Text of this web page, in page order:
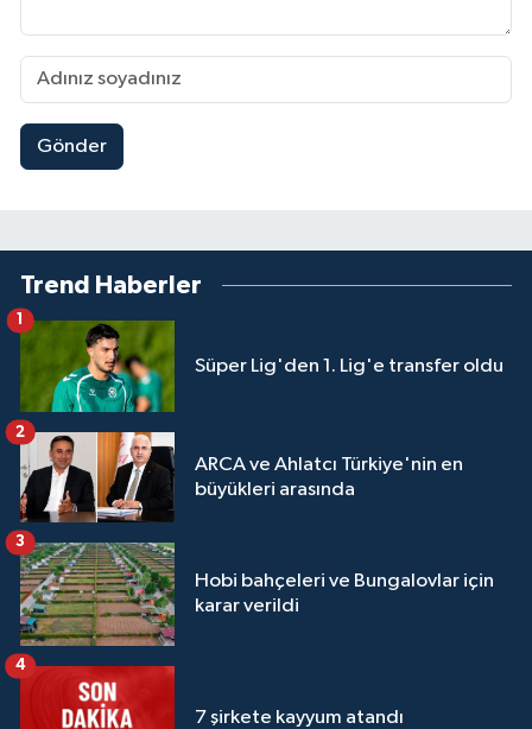
Gönder
Trend Haberler
Süper Lig'den 1. Lig'e transfer oldu
ARCA ve Ahlatcı Türkiye'nin en
büyükleri arasında
2
Hobi bahçeleri ve Bungalovlar için
karar verildi
3
7 şirkete kayyum atandı
4